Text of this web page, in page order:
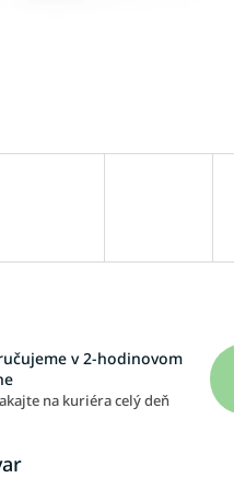
v 2-hodinovom
na kuriéra celý deň